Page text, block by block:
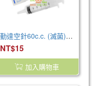
勤達空針60c.c. (滅菌)/單支
NT$15
加入購物車